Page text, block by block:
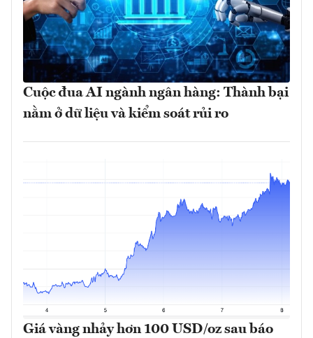
Cuộc đua AI ngành ngân hàng: Thành bại
nằm ở dữ liệu và kiểm soát rủi ro
Giá vàng nhảy hơn 100 USD/oz sau báo